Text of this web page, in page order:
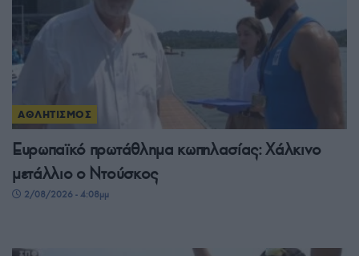
ΑΘΛΗΤΙΣΜΟΣ
Ευρωπαϊκό πρωτάθλημα κωπηλασίας: Χάλκινο
μετάλλιο ο Ντούσκος
2/08/2026 - 4:08μμ